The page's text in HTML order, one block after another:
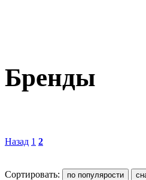
Бренды
Назад 1 2
Сортировать: